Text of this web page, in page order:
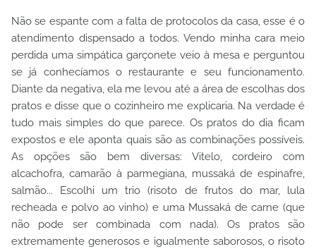
Não se espante com a falta de protocolos da casa, esse é o
atendimento dispensado a todos. Vendo minha cara meio
perdida uma simpática garçonete veio à mesa e perguntou
se já conhecíamos o restaurante e seu funcionamento.
Diante da negativa, ela me levou até a área de escolhas dos
pratos e disse que o cozinheiro me explicaria. Na verdade é
tudo mais simples do que parece. Os pratos do dia ficam
expostos e ele aponta quais são as combinações possíveis.
As opções são bem diversas: Vitelo, cordeiro com
alcachofra, camarão à parmegiana, mussaká de espinafre,
salmão... Escolhi um trio (risoto de frutos do mar, lula
recheada e polvo ao vinho) e uma Mussaká de carne (que
não pode ser combinada com nada). Os pratos são
extremamente generosos e igualmente saborosos, o risoto